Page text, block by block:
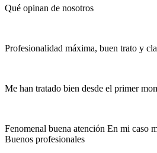
Qué opinan de nosotros
Profesionalidad máxima, buen trato y
Me han tratado bien desde el primer
Fenomenal buena atención En mi caso
Buenos profesionales